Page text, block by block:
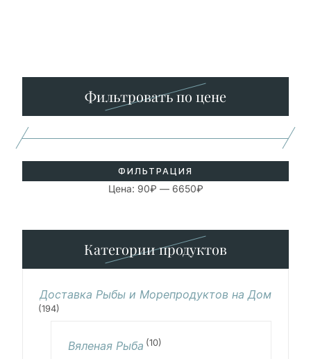
Фильтровать по цене
ФИЛЬТРАЦИЯ
Цена: 90₽ — 6650₽
Категории продуктов
Доставка Рыбы и Морепродуктов на Дом
(194)
Вяленая Рыба (10)